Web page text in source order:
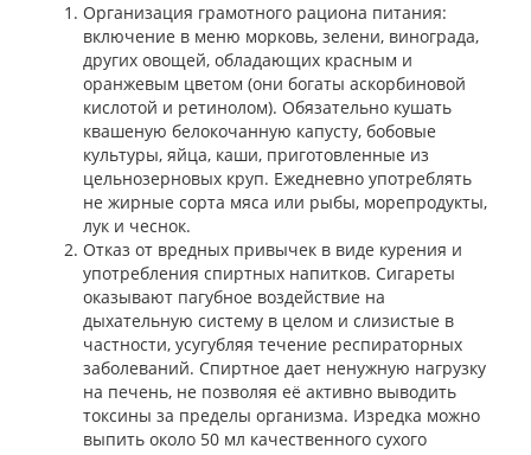
Организация грамотного рациона питания:
включение в меню морковь, зелени, винограда,
других овощей, обладающих красным и
оранжевым цветом (они богаты аскорбиновой
кислотой и ретинолом). Обязательно кушать
квашеную белокочанную капусту, бобовые
культуры, яйца, каши, приготовленные из
цельнозерновых круп. Ежедневно употреблять
не жирные сорта мяса или рыбы, морепродукты,
лук и чеснок.
Отказ от вредных привычек в виде курения и
употребления спиртных напитков. Сигареты
оказывают пагубное воздействие на
дыхательную систему в целом и слизистые в
частности, усугубляя течение респираторных
заболеваний. Спиртное дает ненужную нагрузку
на печень, не позволяя её активно выводить
токсины за пределы организма. Изредка можно
выпить около 50 мл качественного сухого